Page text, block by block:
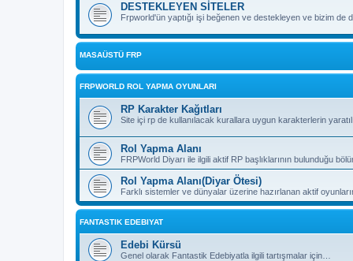
DESTEKLEYEN SİTELER
Frpworld'ün yaptığı işi beğenen ve destekleyen ve bizim de
MASAÜSTÜ FRP
FRPWORLD ROL YAPMA OYUNLARI
RP Karakter Kağıtları
Site içi rp de kullanılacak kurallara uygun karakterlerin
Rol Yapma Alanı
FRPWorld Diyarı ile ilgili aktif RP başlıklarının bulunduğu
Rol Yapma Alanı(Diyar Ötesi)
Farklı sistemler ve dünyalar üzerine hazırlanan aktif
FANTASTIK EDEBIYAT
Edebi Kürsü
Genel olarak Fantastik Edebiyatla ilgili tartışmalar için…